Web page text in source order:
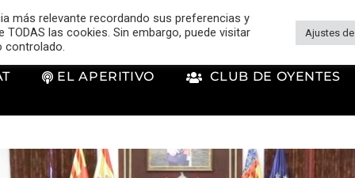
EL APERITIVO CLUB DE OYENTES
más relevante recordando sus preferencias y
las cookies. Sin embargo, puede visitar
controlado.
Ajustes